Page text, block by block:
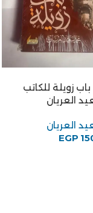
دولامة مضحك
على احمد